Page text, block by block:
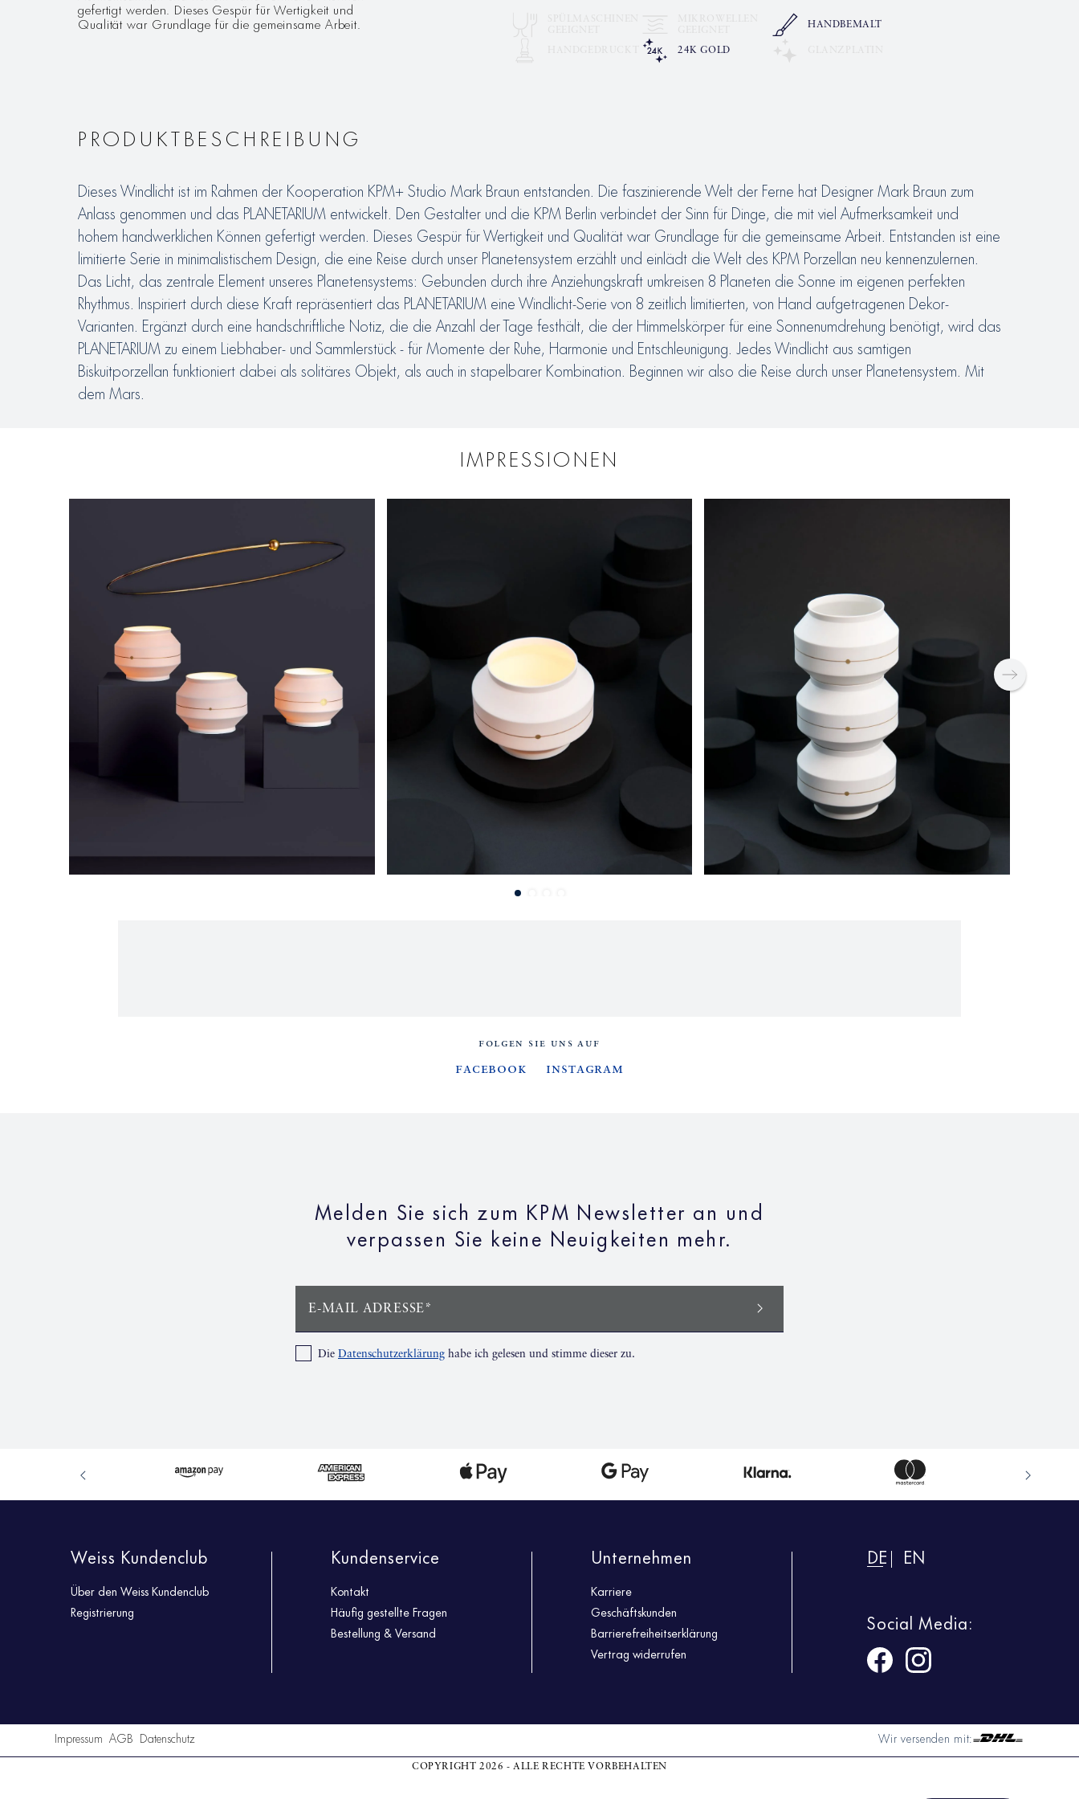
gefertigt werden. Dieses Gespür für Wertigkeit und
Qualität war Grundlage für die gemeinsame Arbeit. HANDBEMALT
24K GOLD
PRODUKTBESCHREIBUNG
Dieses Windlicht ist im Rahmen der Kooperation KPM+ Studio Mark Braun entstanden. Die faszinierende Welt der Ferne hat Designer Mark Braun zum
Anlass genommen und das PLANETARIUM entwickelt. Den Gestalter und die KPM Berlin verbindet der Sinn für Dinge, die mit viel Aufmerksamkeit und
hohem handwerklichen Können gefertigt werden. Dieses Gespür für Wertigkeit und Qualität war Grundlage für die gemeinsame Arbeit. Entstanden ist eine
limitierte Serie in minimalistischem Design, die eine Reise durch unser Planetensystem erzählt und einlädt die Welt des KPM Porzellan neu kennenzulernen.
Das Licht, das zentrale Element unseres Planetensystems: Gebunden durch ihre Anziehungskraft umkreisen 8 Planeten die Sonne im eigenen perfekten
Rhythmus. Inspiriert durch diese Kraft repräsentiert das PLANETARIUM eine Windlicht-Serie von 8 zeitlich limitierten, von Hand aufgetragenen Dekor-
Varianten. Ergänzt durch eine handschriftliche Notiz, die die Anzahl der Tage festhält, die der Himmelskörper für eine Sonnenumdrehung benötigt, wird das
PLANETARIUM zu einem Liebhaber- und Sammlerstück - für Momente der Ruhe, Harmonie und Entschleunigung. Jedes Windlicht aus samtigen
Biskuitporzellan funktioniert dabei als solitäres Objekt, als auch in stapelbarer Kombination. Beginnen wir also die Reise durch unser Planetensystem. Mit
dem Mars.
IMPRESSIONEN
FOLGEN SIE UNS AUF
Facebook Instagram
Melden Sie sich zum KPM Newsletter an und
verpassen Sie keine Neuigkeiten mehr.
E-MAIL ADRESSE*
Die Datenschutzerklärung habe ich gelesen und stimme dieser zu.
Weiss Kundenclub
Über den Weiss Kundenclub
Registrierung
Kundenservice
Kontakt
Häufig gestellte Fragen
Bestellung & Versand
Unternehmen
Karriere
Geschäftskunden
Barrierefreiheitserklärung
Vertrag widerrufen
DE EN
Social Media:
Wir versenden mit:
Impressum AGB Datenschutz
COPYRIGHT 2026 - ALLE RECHTE VORBEHALTEN